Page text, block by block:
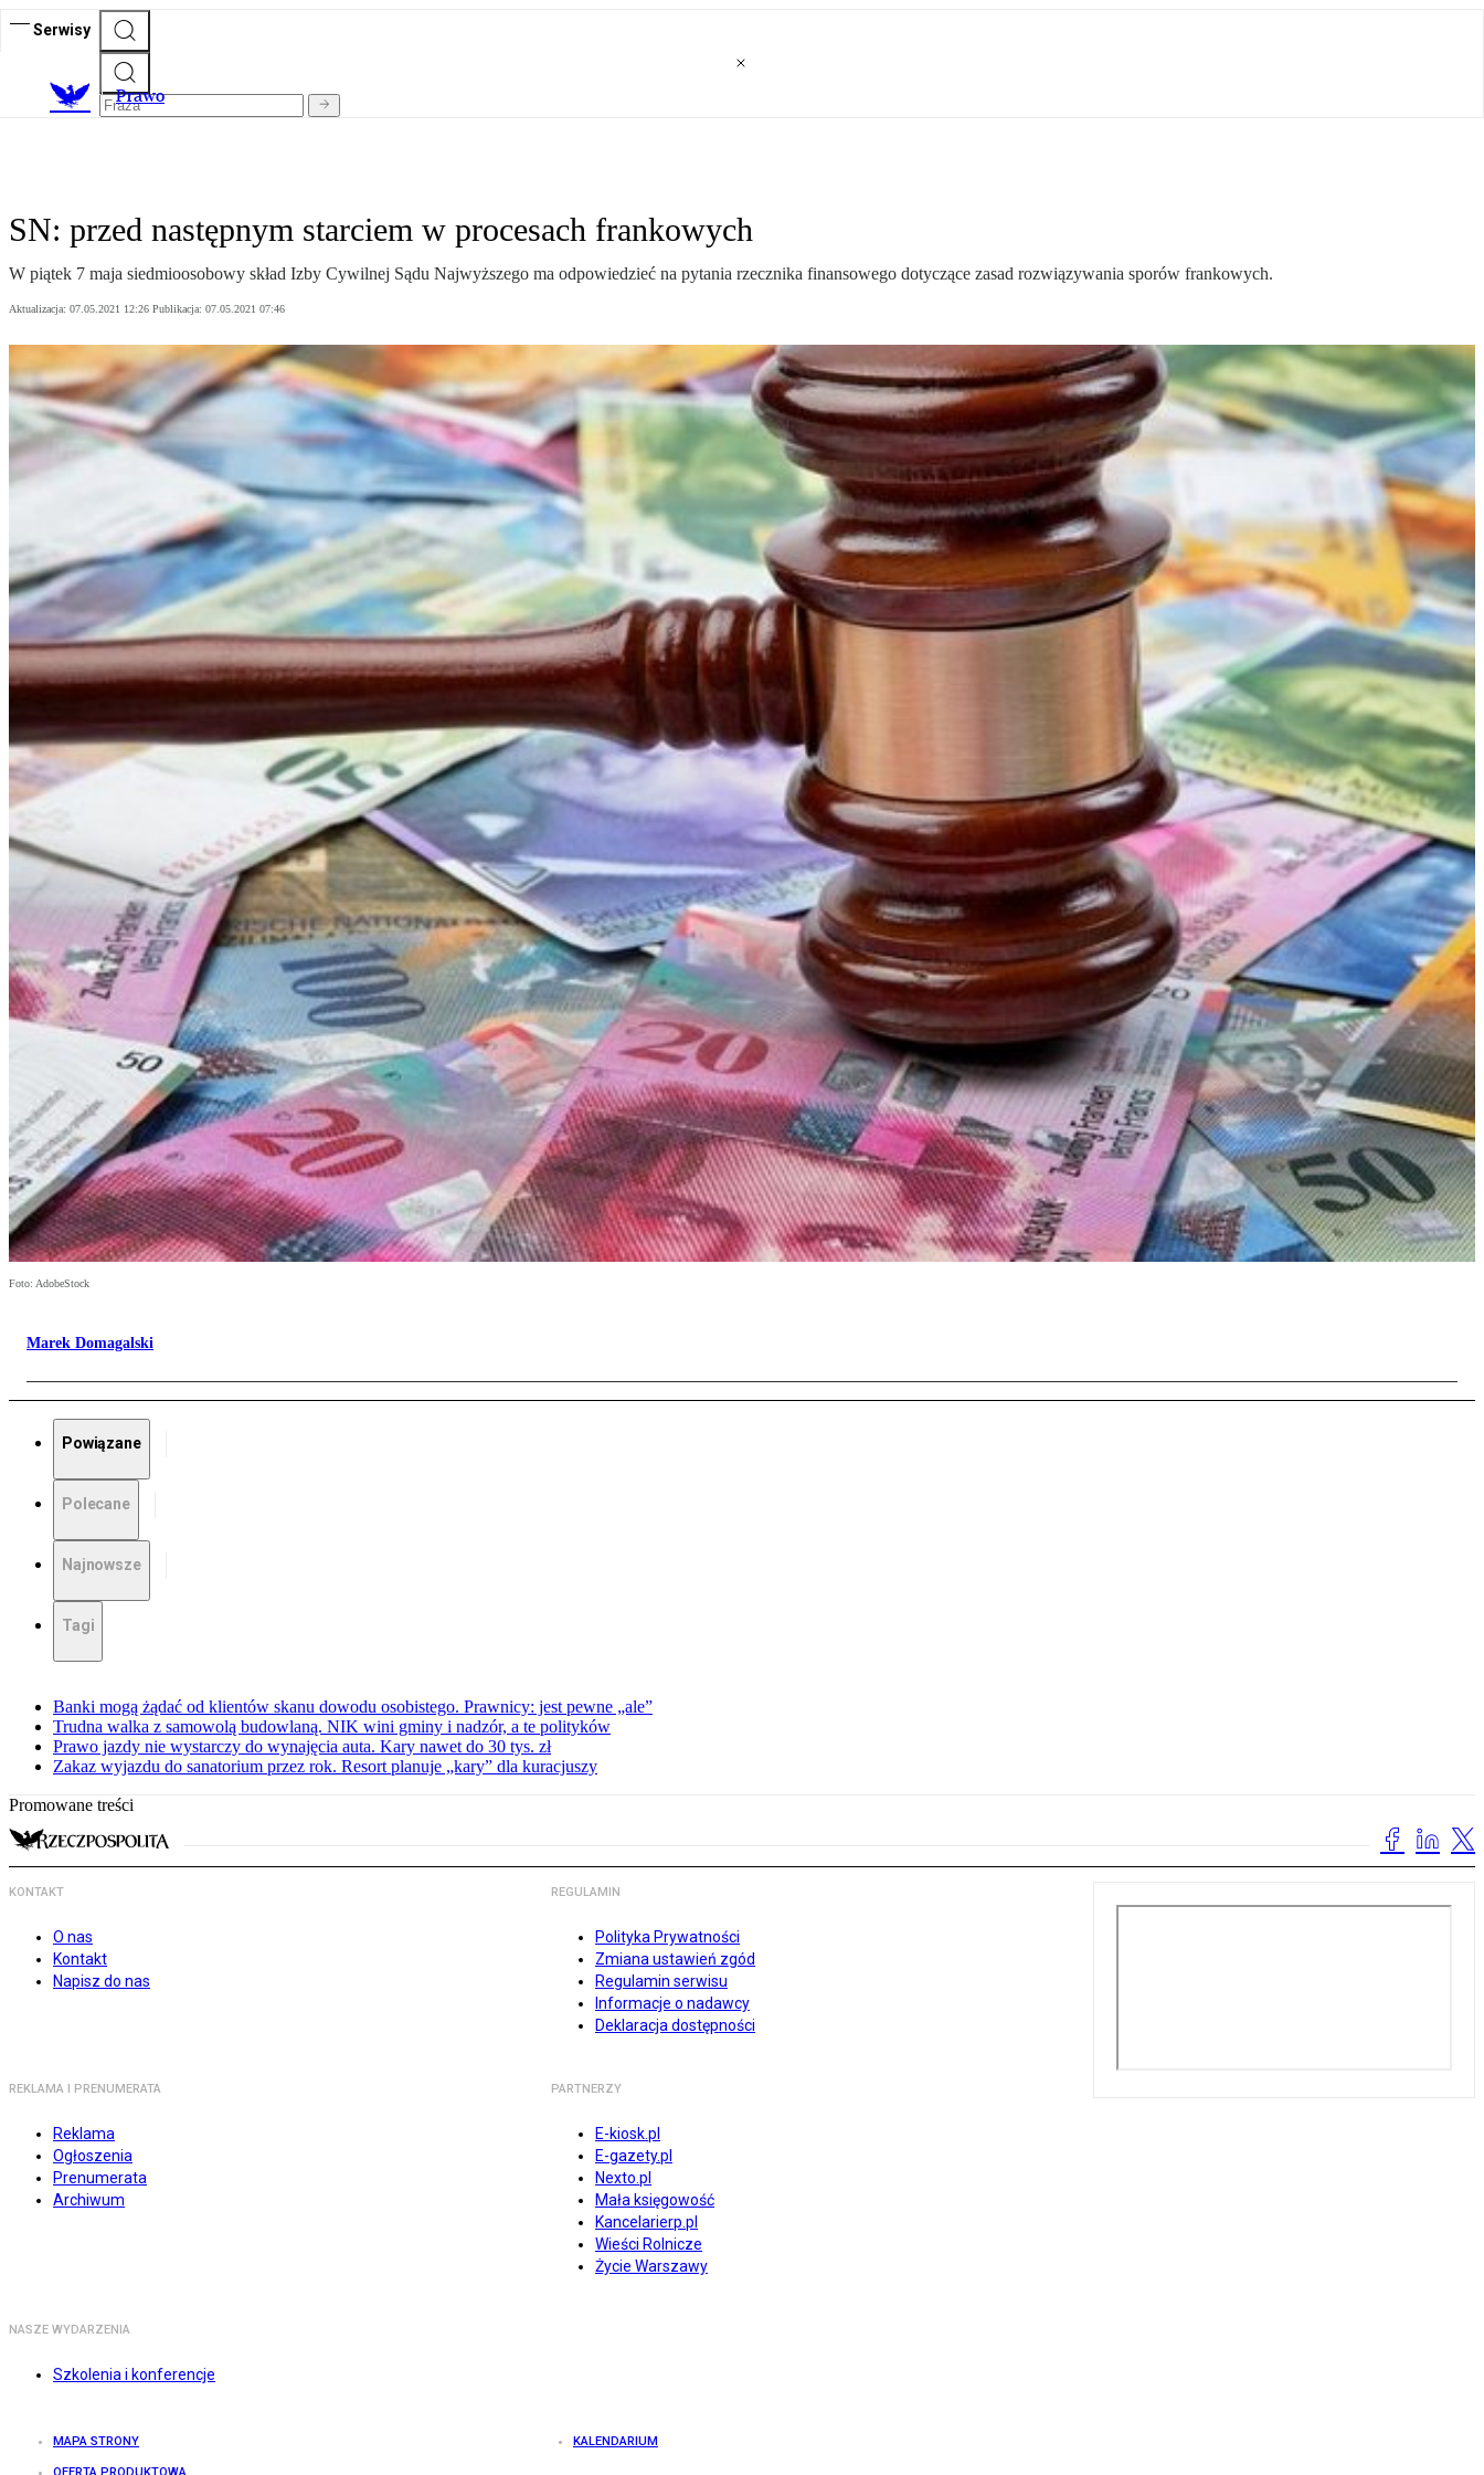
Serwisy
Prawo
SN: przed następnym starciem w procesach frankowych
W piątek 7 maja siedmioosobowy skład Izby Cywilnej Sądu Najwyższego ma odpowiedzieć na pytania rzecznika finansowego dotyczące zasad rozwiązywania sporów frankowych.
Aktualizacja: 07.05.2021 12:26 Publikacja: 07.05.2021 07:46
Foto: AdobeStock
Marek Domagalski
Powiązane
Polecane
Najnowsze
Tagi
Banki mogą żądać od klientów skanu dowodu osobistego. Prawnicy: jest pewne „ale”
Trudna walka z samowolą budowlaną. NIK wini gminy i nadzór, a te polityków
Prawo jazdy nie wystarczy do wynajęcia auta. Kary nawet do 30 tys. zł
Zakaz wyjazdu do sanatorium przez rok. Resort planuje „kary” dla kuracjuszy
Promowane treści
KONTAKT
O nas
Kontakt
Napisz do nas
REGULAMIN
Polityka Prywatności
Zmiana ustawień zgód
Regulamin serwisu
Informacje o nadawcy
Deklaracja dostępności
REKLAMA I PRENUMERATA
Reklama
Ogłoszenia
Prenumerata
Archiwum
PARTNERZY
E-kiosk.pl
E-gazety.pl
Nexto.pl
Mała księgowość
Kancelarierp.pl
Wieści Rolnicze
Życie Warszawy
NASZE WYDARZENIA
Szkolenia i konferencje
MAPA STRONY KALENDARIUM